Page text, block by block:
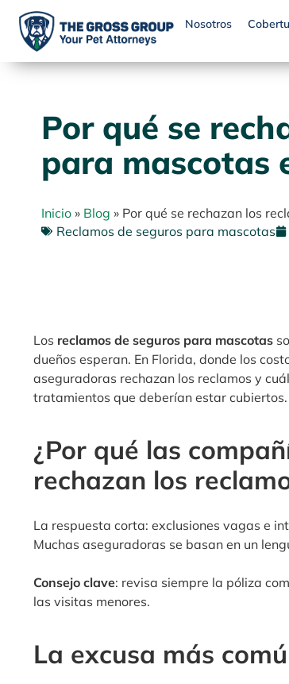
Nosotros
Por qué se
para mascotas
Inicio » Blog » Por qué se rechazan los
Reclamos de seguros para mascotas
Los reclamos de seguros para mascotas
dueños esperan. En Florida, donde los
aseguradoras rechazan los reclamos y
tratamientos que deberían estar cubiertos.
¿Por qué las
rechazan los
La respuesta corta: exclusiones vagas e
Muchas aseguradoras se basan en un
Consejo clave: revisa siempre la póliza
las visitas menores.
La excusa más